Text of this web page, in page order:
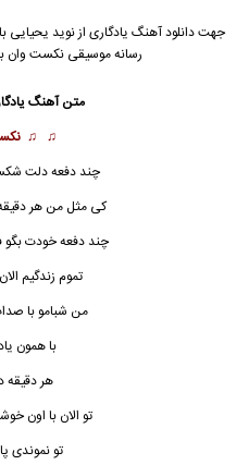
جهت دانلود آهنگ یادگاری ازنوید یحیایی
رسانه موسیقی نکست وان
متن آهنگ
♫ ♫
چند دفعه دلت
کی مثل من هر دقیقه
چند دفعه خودت بگو
تموم زندگیم
من شبامو با
با همون
هر دقیقه
تو الان با اون
تو نموندی